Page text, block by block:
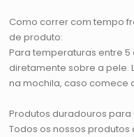
Como correr com tempo
de produto:
Para temperaturas entre 5
diretamente sobre a pele.
na mochila, caso comece
Produtos duradouros
Todos os nossos